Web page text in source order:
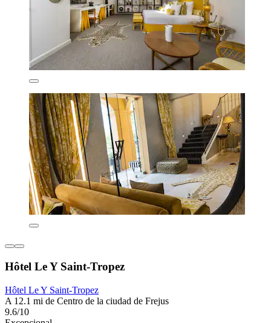
Hôtel Le Y Saint-Tropez
Hôtel Le Y Saint-Tropez
A 12.1 mi de Centro de la ciudad de Frejus
9.6/10